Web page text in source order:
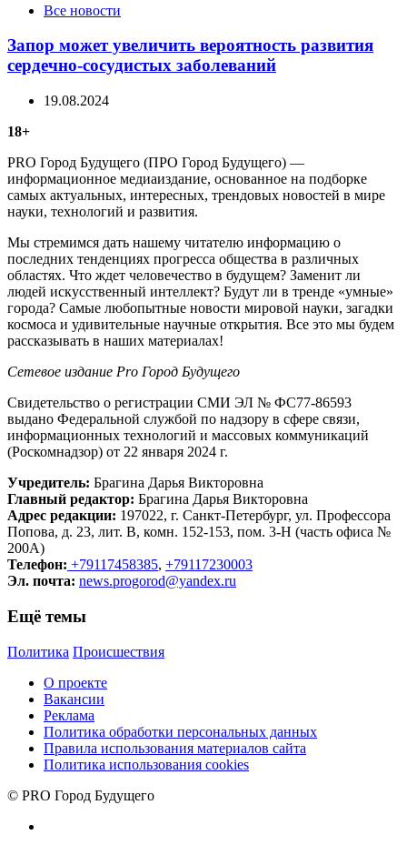
CategoriesВсе новости
Запор может увеличить вероятность развития
сердечно-сосудистых заболеваний
19.08.2024
18+
PRO Город Будущего (ПРО Город Будущего) —
информационное медиаиздание, основанное на подборке
самых актуальных, интересных, трендовых новостей в мире
науки, технологий и развития.
Мы стремимся дать нашему читателю информацию о
последних тенденциях прогресса общества в различных
областях. Что ждет человечество в будущем? Заменит ли
людей искусственный интеллект? Будут ли в тренде «умные»
города? Самые любопытные новости мировой науки, загадки
космоса и удивительные научные открытия. Все это мы будем
рассказывать в наших материалах!
Сетевое издание Рrо Город Будущего
Свидетельство о регистрации СМИ ЭЛ № ФС77-86593
выдано Федеральной службой по надзору в сфере связи,
информационных технологий и массовых коммуникаций
(Роскомнадзор) от 22 января 2024 г.
Учредитель: Брагина Дарья Викторовна
Главный редактор: Брагина Дарья Викторовна
Адрес редакции: 197022, г. Санкт-Петербург, ул. Профессора
Попова, д. 23, лит. В, комн. 152-153, пом. 3-Н (часть офиса №
200А)
Телефон: +79117458385, +79117230003
Эл. почта: news.progorod@yandex.ru
Ещё темы
Политика Происшествия
О проекте
Вакансии
Реклама
Политика обработки персональных данных
Правила использования материалов сайта
Политика использования cookies
© PRO Город Будущего